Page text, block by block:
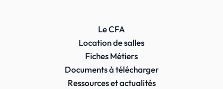
Le CFA
Location de salles
Fiches Métiers
Documents à télécharger
Ressources et actualités